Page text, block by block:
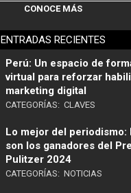
CONOCE MÁS
ENTRADAS RECIENTES
Perú: Un espacio de
virtual para reforzar
marketing digital
CATEGORÍAS: CLAVES
Lo mejor del periodismo:
son los ganadores del
Pulitzer 2024
CATEGORÍAS: NOTICIAS